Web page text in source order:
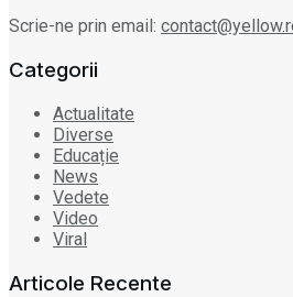
Scrie-ne prin email:
Categorii
Actualitate
Diverse
Educație
News
Vedete
Video
Viral
Articole Recente